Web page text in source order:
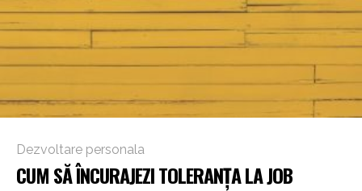
Dezvoltare personala
CUM SĂ ÎNCURAJEZI TOLERANȚA LA JOB